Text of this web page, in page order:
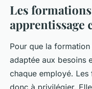
Les
apprentissage
Pour que la
adaptée aux besoins
chaque employé.
donc à privilégier.